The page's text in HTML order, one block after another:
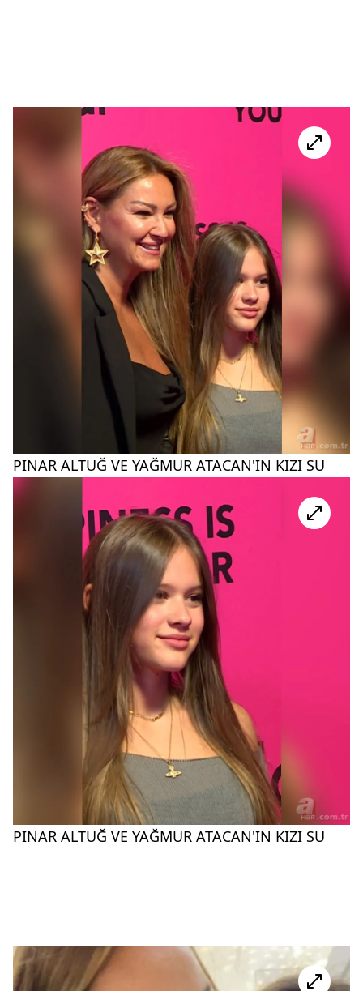
PINAR ALTUĞ VE YAĞMUR ATACAN'IN KIZI SU
PINAR ALTUĞ VE YAĞMUR ATACAN'IN KIZI SU